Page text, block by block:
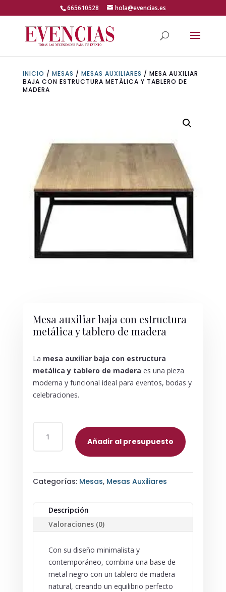
665610528 hola@evencias.es
INICIO / MESAS / MESAS AUXILIARES / MESA AUXILIAR
BAJA CON ESTRUCTURA METÁLICA Y TABLERO DE
MADERA
Mesa auxiliar baja con estructura
metálica y tablero de madera
La mesa auxiliar baja con estructura
metálica y tablero de madera es una pieza
moderna y funcional ideal para eventos, bodas y
celebraciones.
AUXILIAR
METÁLICA
TABLERO
DE
MADERA
Añadir al presupuesto
Categorías: Mesas, Mesas Auxiliares
Descripción
Valoraciones (0)
Con su diseño minimalista y
contemporáneo, combina una base de
metal negro con un tablero de madera
natural, creando un equilibrio perfecto
Abrir barra de herramientas